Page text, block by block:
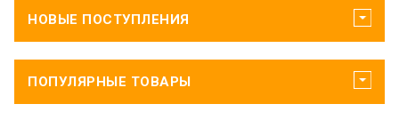
НОВЫЕ ПОСТУПЛЕНИЯ
ПОПУЛЯРНЫЕ ТОВАРЫ